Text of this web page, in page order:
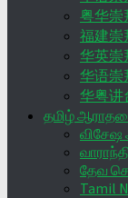
粤华崇
福建崇
华英崇
华语崇
华粤讲
தமிழ்
தேவ
Tamil